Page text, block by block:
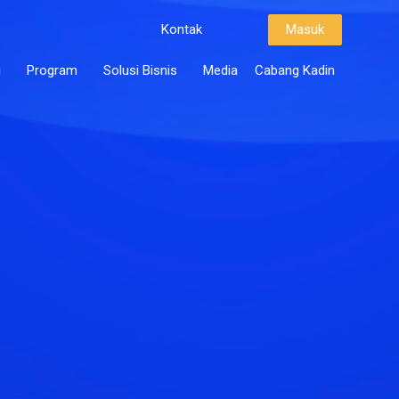
Kontak Masuk
Program Solusi Bisnis Media Cabang Kadin